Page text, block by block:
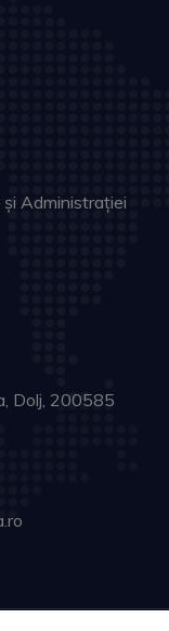
Administrației
Dolj, 200585